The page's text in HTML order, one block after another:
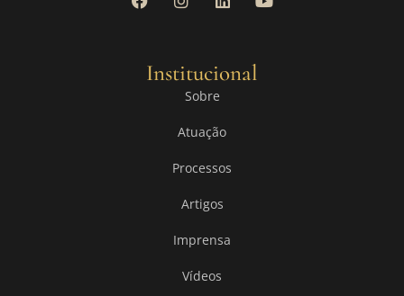
Institucional
Sobre
Atuação
Processos
Artigos
Imprensa
Vídeos